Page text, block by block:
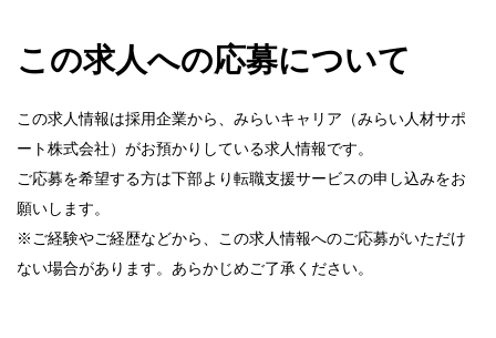
この求人への応募について
この求人情報は採用企業から、みらいキャリア（みらい人材サポ
ート株式会社）がお預かりしている求人情報です。
ご応募を希望する方は下部より転職支援サービスの申し込みをお
願いします。
※ご経験やご経歴などから、この求人情報へのご応募がいただけ
ない場合があります。あらかじめご了承ください。